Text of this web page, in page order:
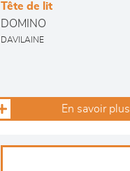
Tête de lit
DOMINO
DAVILAINE
En savoir plus